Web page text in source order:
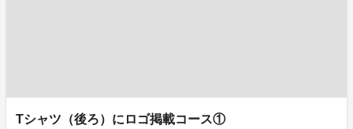
Tシャツ（後ろ）にロゴ掲載コース①